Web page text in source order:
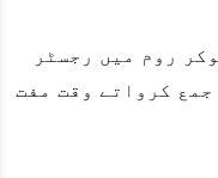
روم میں رجسٹر
کرواتے وقت مفت